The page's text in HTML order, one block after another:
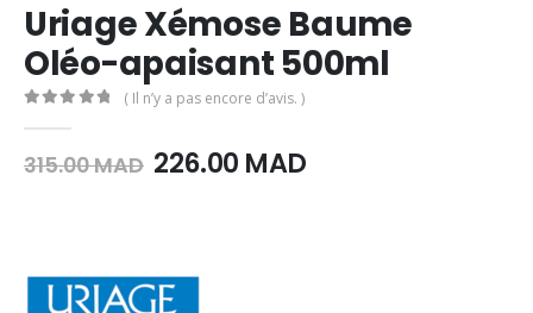
Uriage Xémose Baume
Oléo-apaisant 500ml
( Il n’y a pas encore d’avis. )
315.00MAD Le
315.00
MAD.
226.00 MADLe